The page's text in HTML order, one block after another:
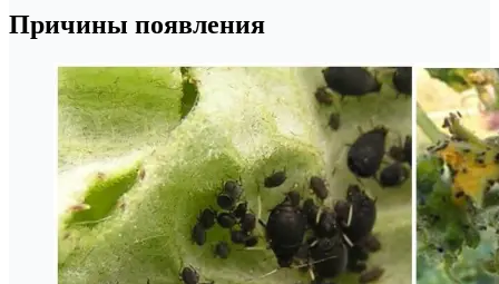
Причины появления